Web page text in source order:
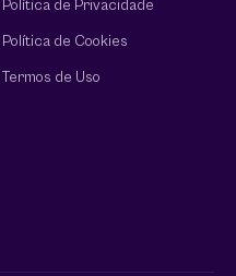
Política de Privacidade
Política de Cookies
Termos de Uso